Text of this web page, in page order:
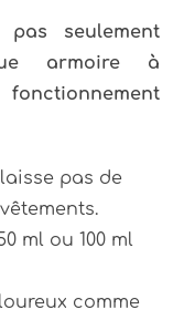
pas seulement
armoire à
pas de
ml ou 100 ml
comme